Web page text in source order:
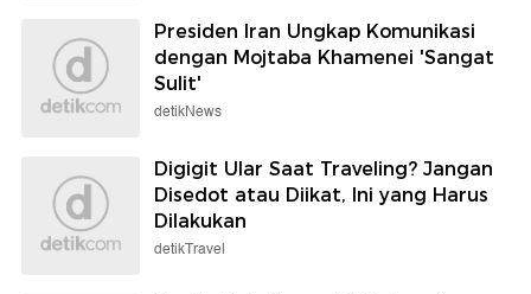
Presiden Iran Ungkap Komunikasi
dengan Mojtaba Khamenei 'Sangat
Sulit'
detikNews
Digigit Ular Saat Traveling? Jangan
Disedot atau Diikat, Ini yang Harus
Dilakukan
detikTravel